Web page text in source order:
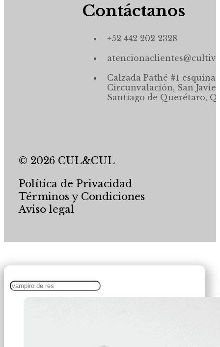
Contáctanos
+52 442 202 2328
Calzada Pathé #1 esquina,
Circunvalación, San
Santiago de Querétaro,
© 2026 CUL&CUL
Política de Privacidad
Términos y Condiciones
Aviso legal